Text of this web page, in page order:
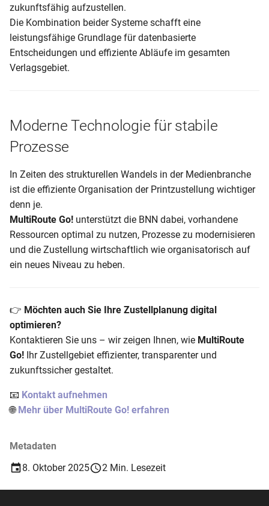
Metadaten
8. Oktober 2025
2 Min. Lesezeit
zukunftsfähig aufzustellen.
Die Kombination beider Systeme schafft eine
leistungsfähige Grundlage für datenbasierte
Entscheidungen und effiziente Abläufe im gesamten
Verlagsgebiet.
Moderne Technologie für stabile
Prozesse
In Zeiten des strukturellen Wandels in der Medienbranche
ist die effiziente Organisation der Printzustellung wichtiger
denn je.
MultiRoute Go! unterstützt die BNN dabei, vorhandene
Ressourcen optimal zu nutzen, Prozesse zu modernisieren
und die Zustellung wirtschaftlich wie organisatorisch auf
ein neues Niveau zu heben.
👉 Möchten auch Sie Ihre Zustellplanung digital
optimieren?
Kontaktieren Sie uns – wir zeigen Ihnen, wie MultiRoute
Go! Ihr Zustellgebiet effizienter, transparenter und
zukunftssicher gestaltet.
📧 Kontakt aufnehmen
🌐Mehr über MultiRoute Go! erfahren